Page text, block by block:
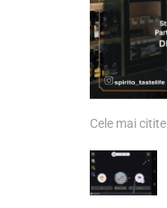
Cele mai citite